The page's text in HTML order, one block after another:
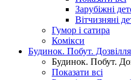
Зарубіжні
Вітчизняні
Гумор і сатира
Комікси
Будинок. Побут.
Будинок. Побут.
Показати всі